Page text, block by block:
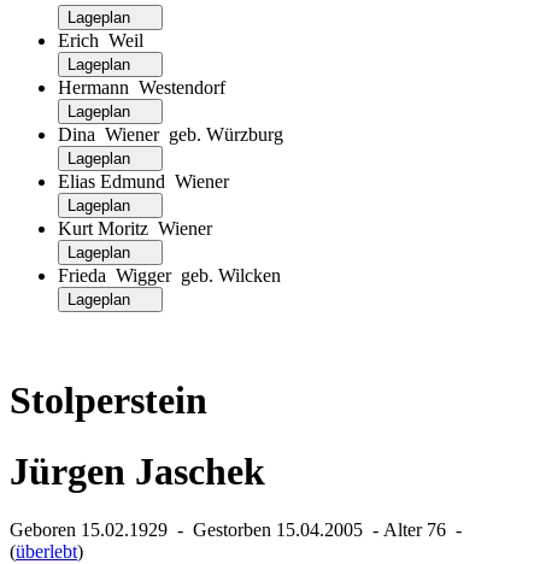
Erich Weil
Hermann Westendorf
Dina Wiener geb. Würzburg
Elias Edmund Wiener
Kurt Moritz Wiener
Frieda Wigger geb. Wilcken
Stolperstein
Jürgen Jaschek
Geboren 15.02.1929 ‐ Gestorben 15.04.2005 ‐ Alter 76 ‐
(überlebt)